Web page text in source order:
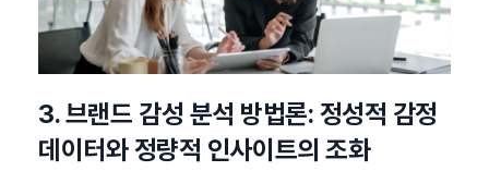
3. 브랜드 감성 분석 방법론: 정성적 감정
데이터와 정량적 인사이트의 조화